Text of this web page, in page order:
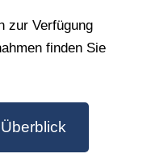
zur Verfügung
finden Sie